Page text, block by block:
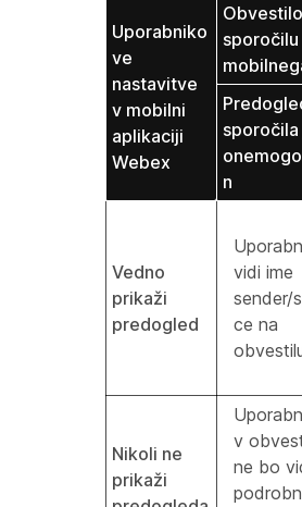
Uporabniko
ve
nastavitve
v mobilni
aplikaciji
Webex
sporočilu
sporočila
n
Vedno
prikaži
predogled
vidi ime
sender/
ce na
Nikoli ne
prikaži
v
ne bo